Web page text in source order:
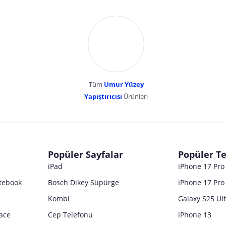
Tüm Umur Yüzey
Yapıştırıcısı Ürünleri
Popüler Sayfalar
iPad
Bosch Dikey Süpürge
Kombi
Cep Telefonu
Popüler
iPhone 17
iPhone 17 Pro
Galaxy S25
iPhone 13